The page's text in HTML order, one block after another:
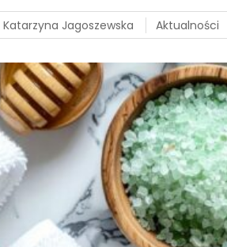
Katarzyna Jagoszewska Aktualności